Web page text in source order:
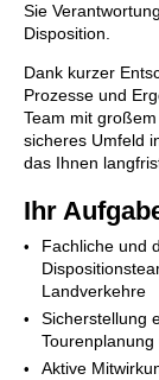
Sie
Disposition.
Dank kurzer
Prozesse und
Team mit
sicheres Umfeld
das Ihnen
Ihr
Fachliche und
Landverkehre
Sicherstellung
Aktive